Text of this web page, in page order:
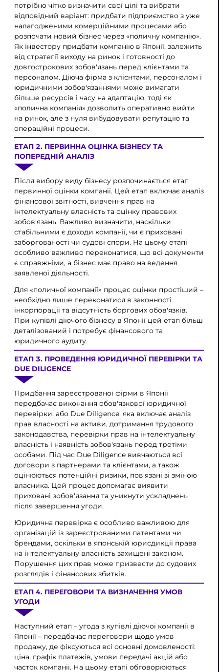
потрібно чітко визначити свої цілі та вибрати
відповідний варіант: придбати підприємство з уже
налагодженими комерційними процесами або
розпочати новий бізнес через «поличну компанію».
Як інвестору придбати компанію в Японії, залежить
від стратегії виходу на ринок і готовності до
довгострокових зобов'язань перед клієнтами та
персоналом. Діюча фірма з клієнтами, персоналом і
юридичними зобов'язаннями може вимагати
більше ресурсів і часу на адаптацію, тоді як
«полична компанія» дозволить оперативно вийти
на ринок, але з нуля вибудовувати репутацію та
операційні процеси.
ЕТАП 2. ПЕРВИННА ОЦІНКА БІЗНЕСУ ТА
ПОПЕРЕДНІЙ АНАЛІЗ
Після вибору виду бізнесу розпочинається етап
первинної оцінки компанії. Цей етап включає аналіз
фінансової звітності, вивчення прав на
інтелектуальну власність та оцінку правових
зобов'язань. Важливо визначити, наскільки
стабільними є доходи компанії, чи є приховані
заборгованості чи судові спори. На цьому етапі
особливо важливо переконатися, що всі документи
є справжніми, а бізнес має право на ведення
заявленої діяльності.
Для «поличної компанії» процес оцінки простіший –
необхідно лише переконатися в законності
інкорпорації та відсутність боргових обов'язків.
При купівлі діючого бізнесу в Японії цей етап більш
деталізований і потребує фінансового та
юридичного аудиту.
ЕТАП 3. ПРОВЕДЕННЯ ЮРИДИЧНОЇ ПЕРЕВІРКИ ТА
DUE DILIGENCE
Придбання зареєстрованої фірми в Японії
передбачає виконання обов'язкової юридичної
перевірки, або Due Diligence, яка включає аналіз
прав власності на активи, дотримання трудового
законодавства, перевірки прав на інтелектуальну
власність і наявність зобов'язань перед третіми
особами. Під час Due Diligence вивчаються всі
договори з партнерами та клієнтами, а також
оцінюються потенційні ризики, пов'язані зі зміною
власника. Цей процес допомагає виявити
приховані зобов'язання та уникнути ускладнень
після завершення угоди.
Юридична перевірка є особливо важливою для
організацій із зареєстрованими патентами чи
брендами, оскільки в японській юрисдикції права
на інтелектуальну власність захищені законом.
Порушення цих прав може призвести до судових
розглядів і фінансових збитків.
ЕТАП 4. ПЕРЕГОВОРИ ТА ВИЗНАЧЕННЯ УМОВ
УГОДИ
Наступний етап – угода з купівлі діючої компанії в
Японії – передбачає переговори щодо умов
продажу, де фіксуються всі основні домовленості:
ціна, графік платежів, умови передачі акцій або
часток компанії. На цьому етапі обговорюються